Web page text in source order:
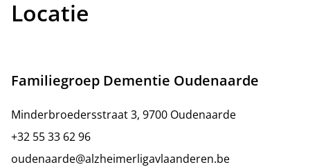
Locatie
Familiegroep Dementie Oudenaarde
Minderbroedersstraat 3, 9700 Oudenaarde
+32 55 33 62 96
oudenaarde@alzheimerligavlaanderen.be